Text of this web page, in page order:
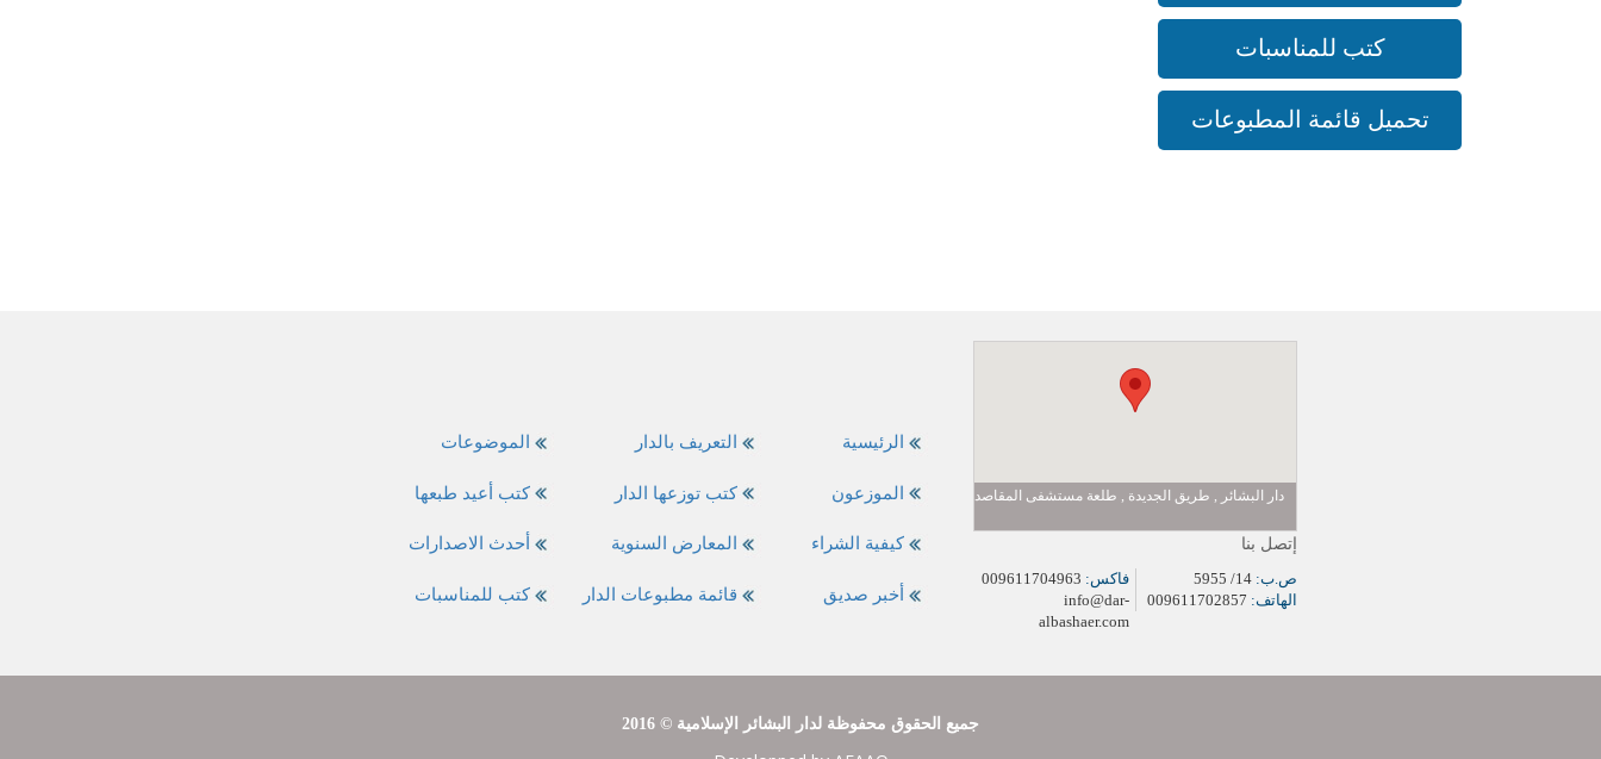
كتب للمناسبات
تحميل قائمة المطبوعات
الموضوعات
كتب أعيد طبعها
أحدث الاصدارات
كتب للمناسبات
التعريف بالدار
كتب توزعها الدار
المعارض السنوية
قائمة مطبوعات الدار
الرئيسية
الموزعون
كيفية الشراء
أخبر صديق
دار البشائر , طريق الجديدة , طلعة مستشفى المقاصد
إتصل بنا
ص.ب:
الهاتف:
فاكس:
info@dar-
albashaer.com
2016 © جميع الحقوق محفوظة لدار البشائر الإسلامية